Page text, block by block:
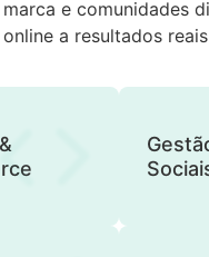
e comunidades
a resultados